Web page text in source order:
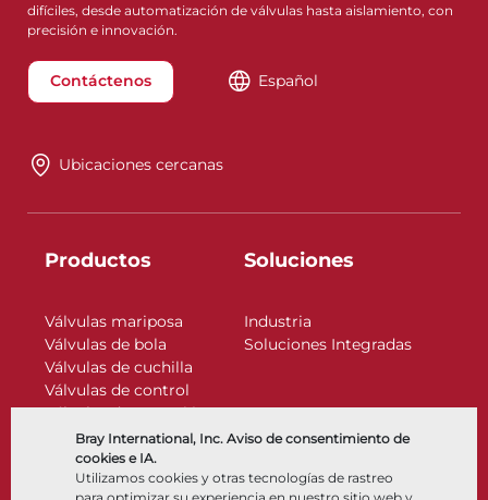
Bray International, Inc. Aviso de consentimiento de
cookies e IA.
Utilizamos cookies y otras tecnologías de rastreo
difíciles, desde automatización de válvulas hasta aislamiento, con
precisión e innovación.
Contáctenos Español
Ubicaciones cercanas
Productos
Válvulas mariposa
Válvulas de bola
Válvulas de cuchilla
Válvulas de control
Válvulas de retención
Actuadores
Accesorios de control
Criogénico
Soluciones
Industria
Soluciones Integradas